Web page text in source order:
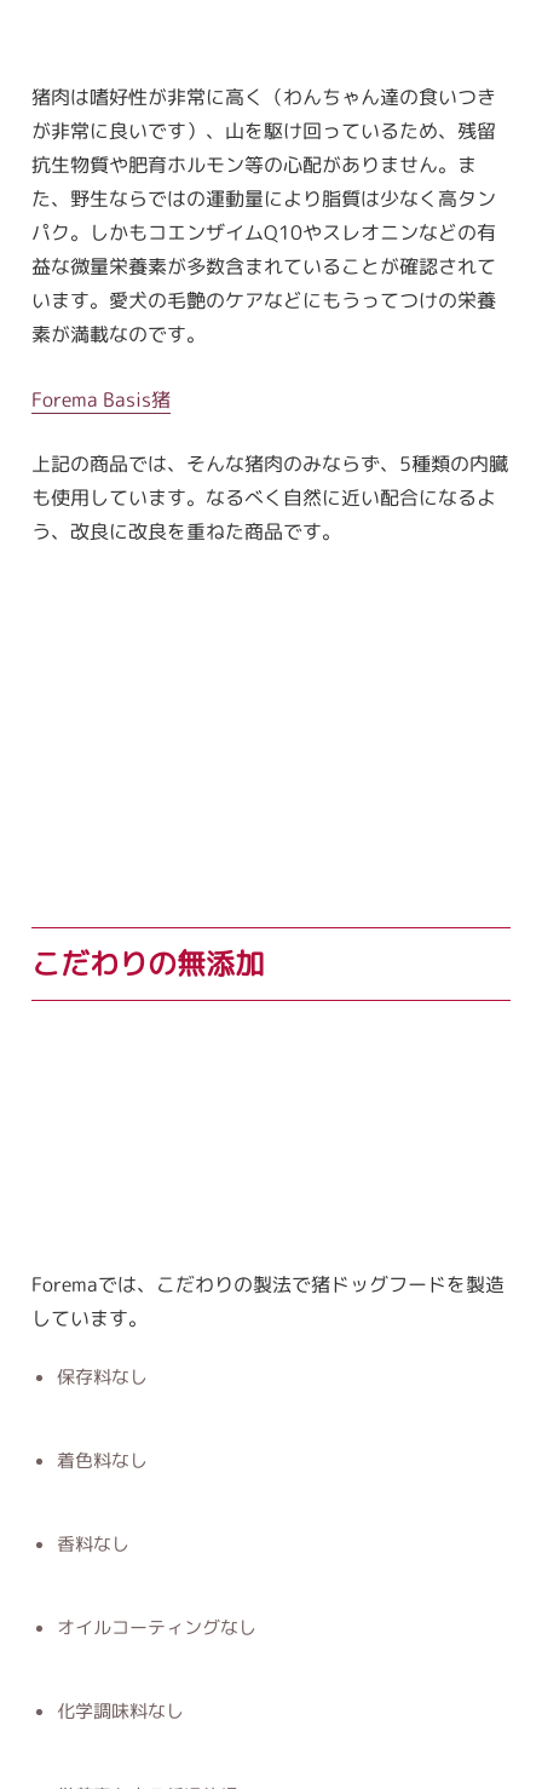
猪肉は嗜好性が非常に高く（わんちゃん達の食いつき
が非常に良いです）、山を駆け回っているため、残留
抗生物質や肥育ホルモン等の心配がありません。ま
た、野生ならではの運動量により脂質は少なく高タン
パク。しかもコエンザイムQ10やスレオニンなどの有
益な微量栄養素が多数含まれていることが確認されて
います。愛犬の毛艶のケアなどにもうってつけの栄養
素が満載なのです。
Forema Basis猪
上記の商品では、そんな猪肉のみならず、5種類の内臓
も使用しています。なるべく自然に近い配合になるよ
う、改良に改良を重ねた商品です。
こだわりの無添加
Foremaでは、こだわりの製法で猪ドッグフードを製造
しています。
保存料なし
着色料なし
香料なし
オイルコーティングなし
化学調味料なし